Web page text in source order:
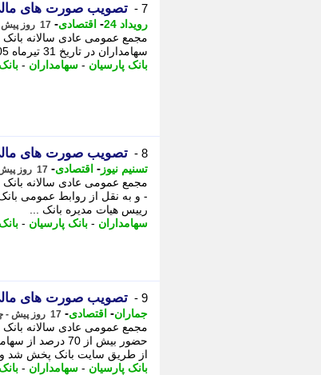
7 - تصویب صورت های مالی 1404 بانک پارسیان با تایید
رویداد 24 - اقتصادی- 17 روز پیش - چهارشنبه 31 تیر 1405، 20:07
سهامداران در تاریخ 31 تیرماه 1405 برگزار و به صورت آنلاین نیز از طریق سایت بانک پخش شد و ...
بانک پارسیان - سهامداران - بانک
8 - تصویب صورت های مالی 1404بانک پارسیان با تایید
تسنیم نیوز - اقتصادی- 17 روز پیش - چهارشنبه 31 تیر 1405، 18:20
- و به نقل از روابط عمومی
رییس هیات مدیره بانک ...
سهامداران - بانک پارسیان - بانک
9 - تصویب صورت های مالی 1404بانک پارسیان با تایید
جماران- اقتصادی- 17 روز پیش - چهارشنبه 31 تیر 1405، 17:00
از طریق سایت بانک پخش شد و
بانک پارسیان - سهامداران - بانک